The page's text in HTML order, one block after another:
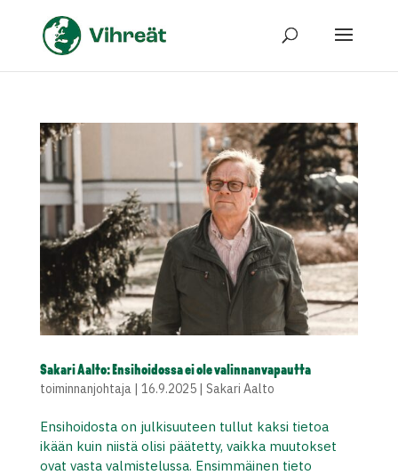
Sakari Aalto: Ensihoidossa ei ole valinnanvapautta
toiminnanjohtaja| 16.9.2025| Sakari Aalto
Ensihoidosta on julkisuuteen tullut kaksi tietoa
ikään kuin niistä olisi päätetty, vaikka muutokset
ovat vasta valmistelussa. Ensimmäinen tieto